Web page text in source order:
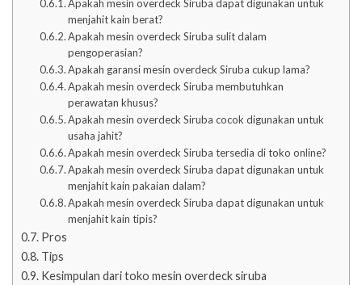
Apakah mesin overdeck Siruba dapat digunakan untuk
menjahit kain berat?
Apakah mesin overdeck Siruba sulit dalam
pengoperasian?
Apakah garansi mesin overdeck Siruba cukup lama?
Apakah mesin overdeck Siruba membutuhkan
perawatan khusus?
Apakah mesin overdeck Siruba cocok digunakan untuk
usaha jahit?
Apakah mesin overdeck Siruba tersedia di toko online?
Apakah mesin overdeck Siruba dapat digunakan untuk
menjahit kain pakaian dalam?
Apakah mesin overdeck Siruba dapat digunakan untuk
menjahit kain tipis?
Pros
Tips
Kesimpulan dari toko mesin overdeck siruba